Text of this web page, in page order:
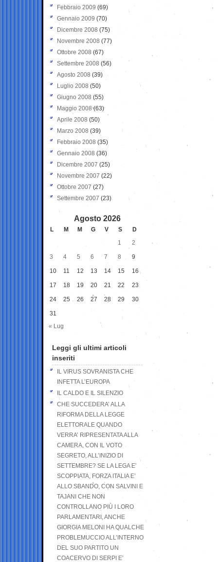
Febbraio 2009 (69)
Gennaio 2009 (70)
Dicembre 2008 (75)
Novembre 2008 (77)
Ottobre 2008 (67)
Settembre 2008 (56)
Agosto 2008 (39)
Luglio 2008 (50)
Giugno 2008 (55)
Maggio 2008(63)
Aprile 2008 (50)
Marzo 2008 (39)
Febbraio 2008 (35)
Gennaio 2008 (36)
Dicembre 2007 (25)
Novembre 2007 (22)
Ottobre 2007 (27)
Settembre 2007 (23)
Agosto 2026
L M M G V S
D
1
2
3 4 5 6 7 8 9
10 11 12 13 14 15 16
17 18 19 20 21 22 23
24 25 26 27 28 29 30
31
« Lug
Leggi gli ultimi articoli
inseriti
IL VIRUS SOVRANISTA CHE
INFETTA L’EUROPA
IL CALDO E IL SILENZIO
CHE SUCCEDERA’ ALLA
RIFORMA DELLA LEGGE
ELETTORALE QUANDO
VERRA’ RIPRESENTATA ALLA
CAMERA, CON IL VOTO
SEGRETO, ALL’INIZIO DI
SETTEMBRE? SE LA LEGA E’
SCOPPIATA, FORZA ITALIA E’
ALLO SBANDO, CON SALVINI E
TAJANI CHE NON
CONTROLLANO PIÙ I LORO
PARLAMENTARI, ANCHE
GIORGIA MELONI HA QUALCHE
PROBLEMUCCIO ALL’INTERNO
DEL SUO PARTITO UN
COACERVO DI SERPI E’